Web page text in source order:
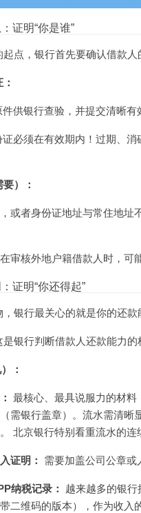
证明“你是谁”
点，银行首先要确认借款人
供银行查验，并提交清晰有
证必须在有效期内！过期、
）：
或者身份证地址与常住地
审核外地户籍借款人时，可
证明“你还得起”
银行最关心的就是你的还
银行判断借款人还款能力的
：
最核心、最具说服力的材
需银行盖章）。流水需清晰
北京银行特别看重流水的连
证明： 需要加盖公司公章或
纳税记录：
越来越多的银
二维码的版本），作为收入